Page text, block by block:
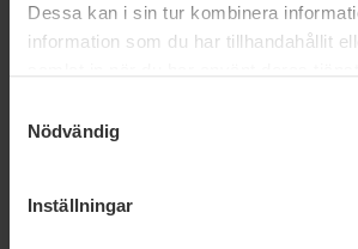
Dessa kan i sin tur kombinera
information som du har tillhandahållit
Nödvändig
Inställningar
Användarmanual
CE-märkning